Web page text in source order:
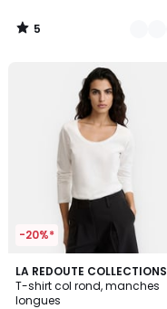
5
/
-20%*
LA REDOUTE COLLECTIONS
T-shirt col rond, manches
longues
3,8
/ 5
3
Couleurs